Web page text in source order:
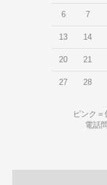
6 7
13 14
20 21
27 28
ピンク＝
電話問